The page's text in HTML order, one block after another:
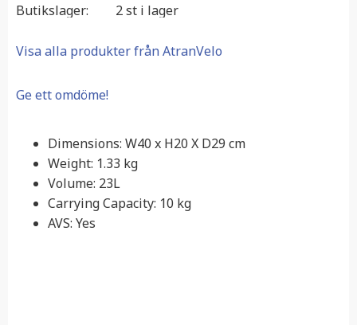
Butikslager 2 st i lager
Visa alla produkter från AtranVelo
Ge ett omdöme!
Dimensions: W40 x H20 X D29 cm
Weight: 1.33 kg
Volume: 23L
Carrying Capacity: 10 kg
AVS: Yes